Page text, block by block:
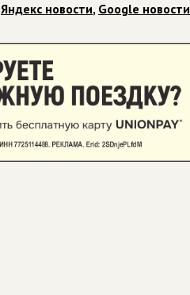
Яндекс новости, Google новости